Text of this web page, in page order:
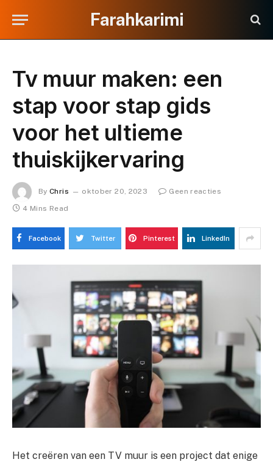
Farahkarimi
Tv muur maken: een
stap voor stap gids
voor het ultieme
thuiskijkervaring
By Chris oktober 20, 2023
Geen reacties
4 Mins Read
Facebook Twitter Pinterest LinkedIn
Het creëren van een TV muur is een project dat enige